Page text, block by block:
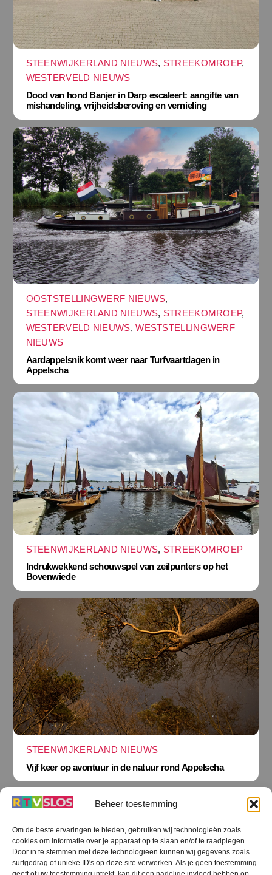
Beheer toestemming
Om de beste ervaringen te bieden, gebruiken wij technologieën zoals
cookies om informatie over je apparaat op te slaan en/of te raadplegen.
Door in te stemmen met deze technologieën kunnen wij gegevens zoals
surfgedrag of unieke ID's op deze site verwerken. Als je geen toestemming
STEENWIJKERLAND NIEUWS, STREEKOMROEP,
WESTERVELD NIEUWS
Dood van hond Banjer in Darp escaleert: aangifte van
mishandeling, vrijheidsberoving en vernieling
OOSTSTELLINGWERF NIEUWS,
STEENWIJKERLAND NIEUWS, STREEKOMROEP,
WESTERVELD NIEUWS,WESTSTELLINGWERF
NIEUWS
Aardappelsnik komt weer naar Turfvaartdagen in
Appelscha
STEENWIJKERLAND NIEUWS, STREEKOMROEP
Indrukwekkend schouwspel van zeilpunters op het
Bovenwiede
STEENWIJKERLAND NIEUWS
Vijf keer op avontuur in de natuur rond Appelscha
Terug
naar
boven